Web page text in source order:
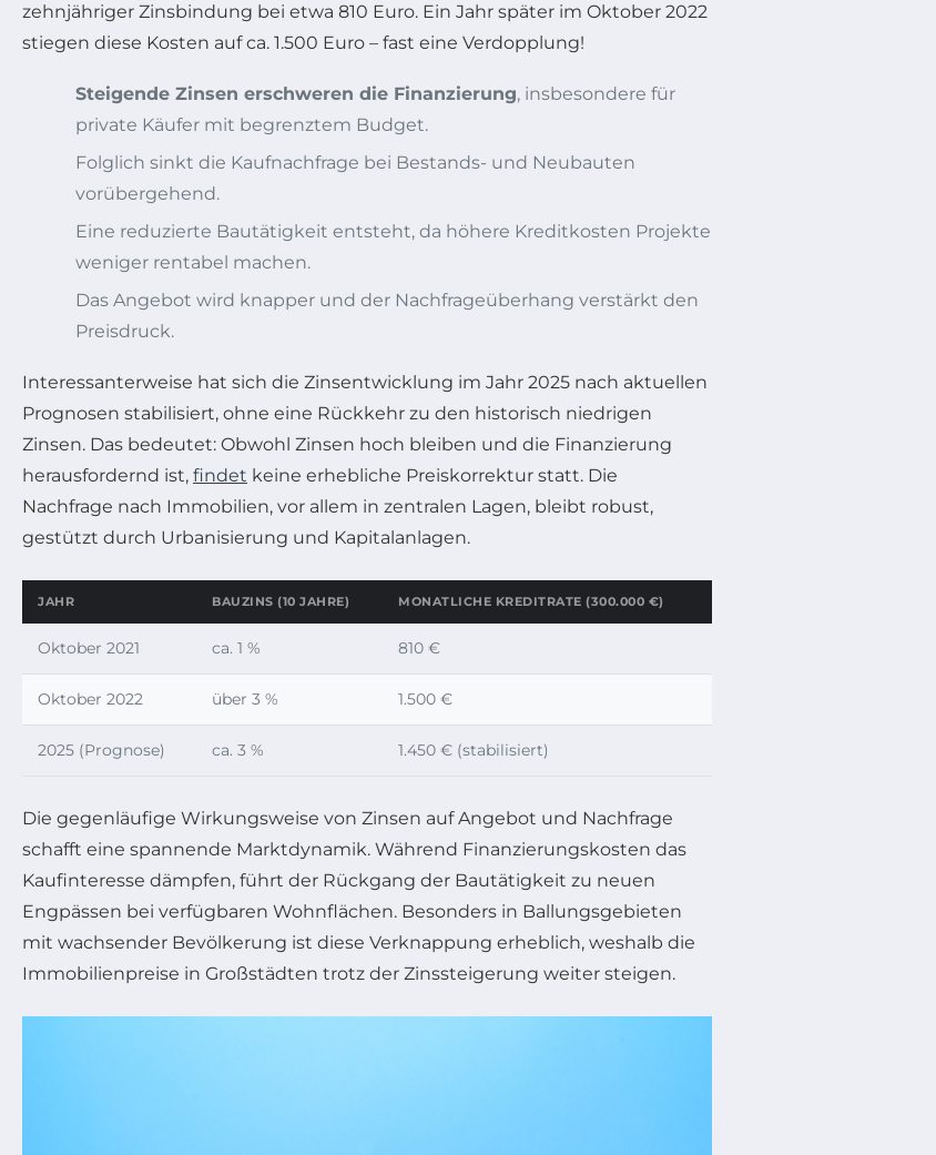
zehnjähriger Zinsbindung bei etwa 810 Euro. Ein Jahr später im Oktober 2022
stiegen diese Kosten auf ca. 1.500 Euro – fast eine Verdopplung!
Steigende Zinsen erschweren die Finanzierung, insbesondere für
private Käufer mit begrenztem Budget.
Folglich sinkt die Kaufnachfrage bei Bestands- und Neubauten
vorübergehend.
Eine reduzierte Bautätigkeit entsteht, da höhere Kreditkosten Projekte
weniger rentabel machen.
Das Angebot wird knapper und der Nachfrageüberhang verstärkt den
Preisdruck.
Interessanterweise hat sich die Zinsentwicklung im Jahr 2025 nach aktuellen
Prognosen stabilisiert, ohne eine Rückkehr zu den historisch niedrigen
Zinsen. Das bedeutet: Obwohl Zinsen hoch bleiben und die Finanzierung
herausfordernd ist, findet keine erhebliche Preiskorrektur statt. Die
Nachfrage nach Immobilien, vor allem in zentralen Lagen, bleibt robust,
gestützt durch Urbanisierung und Kapitalanlagen.
JAHR BAUZINS (10 JAHRE) MONATLICHE KREDITRATE (300.000 €)
Oktober 2021 ca. 1 % 810 €
Oktober 2022 über 3 % 1.500 €
2025 (Prognose) ca. 3 % 1.450 € (stabilisiert)
Die gegenläufige Wirkungsweise von Zinsen auf Angebot und Nachfrage
schafft eine spannende Marktdynamik. Während Finanzierungskosten das
Kaufinteresse dämpfen, führt der Rückgang der Bautätigkeit zu neuen
Engpässen bei verfügbaren Wohnflächen. Besonders in Ballungsgebieten
mit wachsender Bevölkerung ist diese Verknappung erheblich, weshalb die
Immobilienpreise in Großstädten trotz der Zinssteigerung weiter steigen.